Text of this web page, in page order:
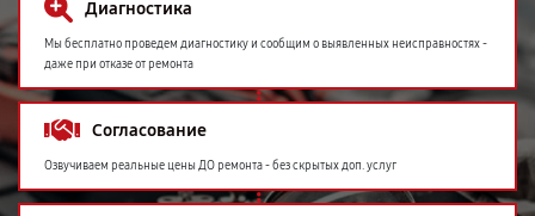
Диагностика
Мы бесплатно проведем диагностику и сообщим о выявленных неисправностях -
даже при отказе от ремонта
Согласование
Озвучиваем реальные цены ДО ремонта - без скрытых доп. услуг